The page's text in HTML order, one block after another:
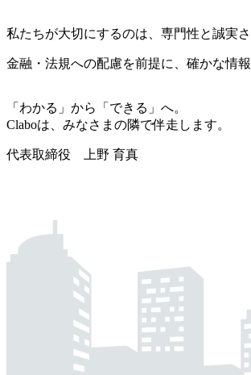
私たちが大切にするのは、専門性と誠実さ
金融・法規への配慮を前提に、確かな情
「わかる」から「できる」へ。
Claboは、みなさまの隣で伴走します。
代表取締役 上野 育真